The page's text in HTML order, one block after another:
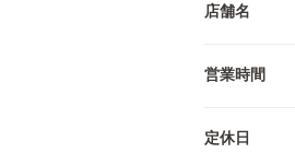
店舗名
営業時間
定休日